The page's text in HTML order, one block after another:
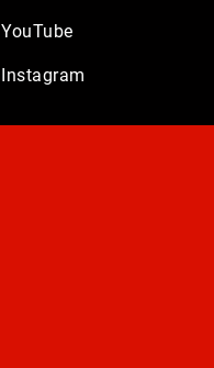
YouTube
Instagram